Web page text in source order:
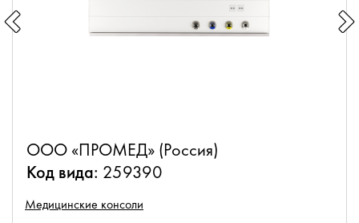
ООО «ПРОМЕД» (Россия)
Код вида: 259390
Медицинские консоли